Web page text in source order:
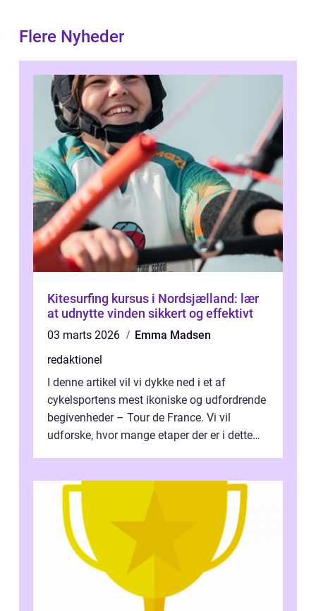
Flere Nyheder
Kitesurfing kursus i Nordsjælland: lær
at udnytte vinden sikkert og effektivt
03 marts 2026
Emma Madsen
redaktionel
I denne artikel vil vi dykke ned i et af
cykelsportens mest ikoniske og udfordrende
begivenheder – Tour de France. Vi vil
udforske, hvor mange etaper der er i dette